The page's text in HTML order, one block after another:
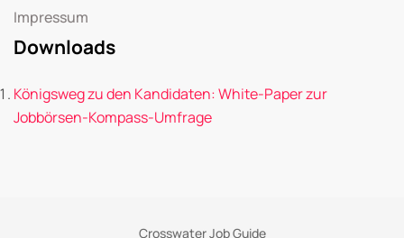
Impressum
Downloads
Königsweg zu den Kandidaten: White-Paper zur
Jobbörsen-Kompass-Umfrage
Crosswater Job Guide